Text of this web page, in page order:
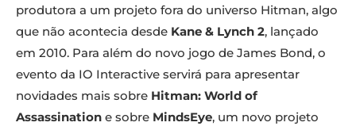
produtora a um projeto fora do universo Hitman, algo
que não acontecia desde Kane & Lynch 2, lançado
em 2010. Para além do novo jogo de James Bond, o
evento da IO Interactive servirá para apresentar
novidades mais sobre Hitman: World of
Assassination e sobre MindsEye, um novo projeto